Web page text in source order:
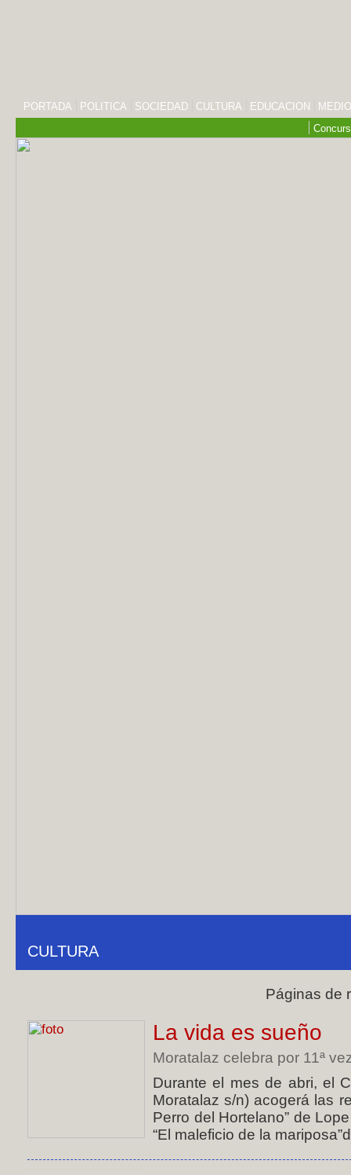
PORTADA POLITICA SOCIEDAD CULTURA EDUCACION
CULTURA
Páginas de
La vida es sueño
Moratalaz celebra por 11ª
Durante el mes de abri, el
Moratalaz s/n) acogerá las
Perro del Hortelano” de
“El maleficio de la